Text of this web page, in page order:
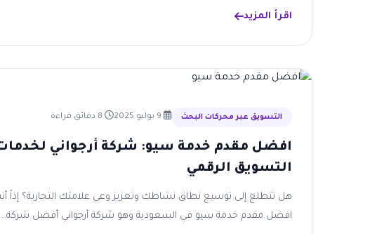
اقرأ المزيد
التسويق عبر محركات البحث
افضل مقدم خدمة سيو: شركة أرجواني
التسويق الرقمي
هل تتطلع إلى توسيع نطاق نشاطك وتعزيز وعي علامتك التجارية؟ إذاً
افضل مقدم خدمة سيو في السعودية وهو شركة أرجواني أفضل شركة...